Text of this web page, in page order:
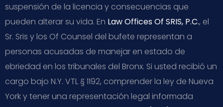
suspensión de la licencia y consecuencias que
pueden alterar su vida. En Law Offices Of SRIS, P.C., el
Sr. Sris y los Of Counsel del bufete representan a
personas acusadas de manejar en estado de
ebriedad en los tribunales del Bronx. Si usted recibió un
cargo bajo N.Y. VTL § 1192, comprender la ley de Nueva
York y tener una representación legal informada